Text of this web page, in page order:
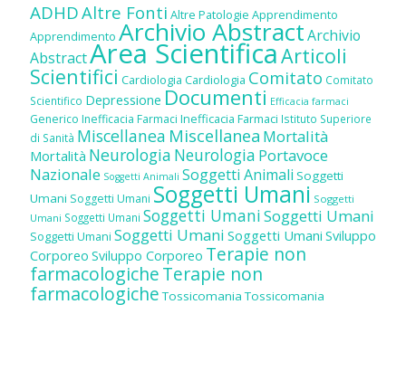
ADHDAltre Fonti Altre Patologie Apprendimento
Apprendimento Archivio AbstractArchivio
AbstractArea ScientificaArticoli
Scientifici Cardiologia Cardiologia Comitato Comitato
Scientifico Depressione Documenti Efficacia farmaci
Generico Inefficacia Farmaci Inefficacia Farmaci Istituto Superiore
di Sanità Miscellanea Miscellanea Mortalità
Mortalità Neurologia Neurologia Portavoce
Nazionale Soggetti Animali Soggetti Animali Soggetti
Umani Soggetti Umani Soggetti Umani Soggetti
Umani Soggetti Umani Soggetti UmaniSoggetti Umani
Soggetti Umani Soggetti Umani Soggetti Umani Sviluppo
Corporeo Sviluppo Corporeo Terapie non
farmacologicheTerapie non
farmacologiche Tossicomania Tossicomania